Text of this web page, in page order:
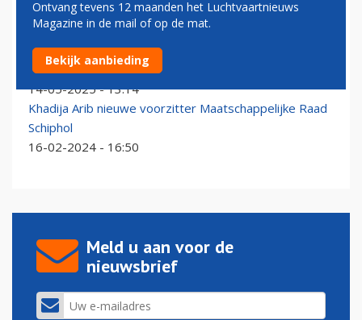
MRS gaat in tegen minister: wil luchtvaartpersoneel
blijven weigeren
14-05-2025 - 13:14
Khadija Arib nieuwe voorzitter Maatschappelijke Raad
Schiphol
16-02-2024 - 16:50
Meld u aan voor de
nieuwsbrief
Ontvang tevens 12 maanden het Luchtvaartnieuws
Magazine in de mail of op de mat.
Bekijk aanbieding